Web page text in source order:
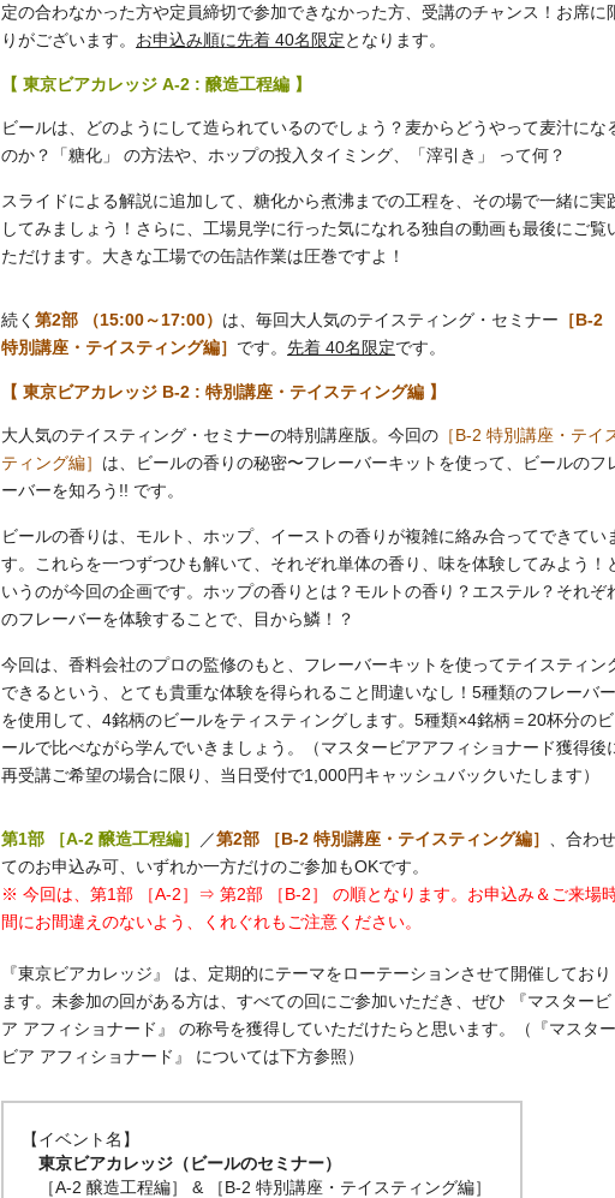
定の合わなかった方や定員締切で参加できなかった方、受講のチャンス！お席に
りがございます。 お申込み順に先着 40名限定となります。
【 東京ビアカレッジ A-2 : 醸造工程編 】
ビールは、どのようにして造られているのでしょう？麦からどうやって麦汁にな
のか？「糖化」 の方法や、ホップの投入タイミング、「滓引き」 って何？
スライドによる解説に追加して、糖化から煮沸までの工程を、その場で一緒に実
してみましょう！さらに、工場見学に行った気になれる独自の動画も最後にご覧
ただけます。大きな工場での缶詰作業は圧巻ですよ！
続く 第2部 （15:00～17:00） は、毎回大人気のテイスティング・セミナー ［B-2
特別講座・テイスティング編］ です。 先着 40名限定です。
【 東京ビアカレッジ B-2 : 特別講座・テイスティング編 】
大人気のテイスティング・セミナーの特別講座版。今回の ［B-2 特別講座・テイ
ティング編］ は、ビールの香りの秘密〜フレーバーキットを使って、ビールのフ
ーバーを知ろう!! です。
ビールの香りは、モルト、ホップ、イーストの香りが複雑に絡み合ってできてい
す。これらを一つずつひも解いて、それぞれ単体の香り、味を体験してみよう！
いうのが今回の企画です。ホップの香りとは？モルトの香り？エステル？それぞ
のフレーバーを体験することで、目から鱗！？
今回は、香料会社のプロの監修のもと、フレーバーキットを使ってテイスティン
できるという、とても貴重な体験を得られること間違いなし！5種類のフレーバー
を使用して、4銘柄のビールをティスティングします。5種類×4銘柄＝20杯分のビ
ールで比べながら学んでいきましょう。（マスタービアアフィショナード獲得後
再受講ご希望の場合に限り、当日受付で1,000円キャッシュバックいたします）
第1部 ［A-2 醸造工程編］ ／第2部 ［B-2 特別講座・テイスティング編］
、合わせ
てのお申込み可、いずれか一方だけのご参加もOKです。
※ 今回は、第1部 ［A-2］⇒ 第2部 ［B-2］ の順となります。お申込み＆ご来場
間にお間違えのないよう、くれぐれもご注意ください。
『東京ビアカレッジ』 は、定期的にテーマをローテーションさせて開催しており
ます。未参加の回がある方は、すべての回にご参加いただき、ぜひ 『マスタービ
ア アフィショナード』 の称号を獲得していただけたらと思います。（『マスター
ビア アフィショナード』 については下方参照）
【イベント名】
東京ビアカレッジ（ビールのセミナー）
［A-2 醸造工程編］ & ［B-2 特別講座・テイスティング編］